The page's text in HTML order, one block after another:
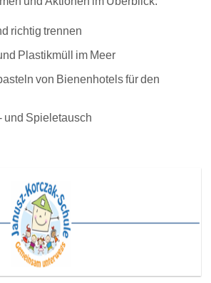
richtig trennen
Plastikmüll im Meer
von Bienenhotels für den
und Spieletausch